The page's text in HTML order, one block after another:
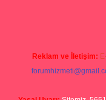
Reklam ve İletişim: